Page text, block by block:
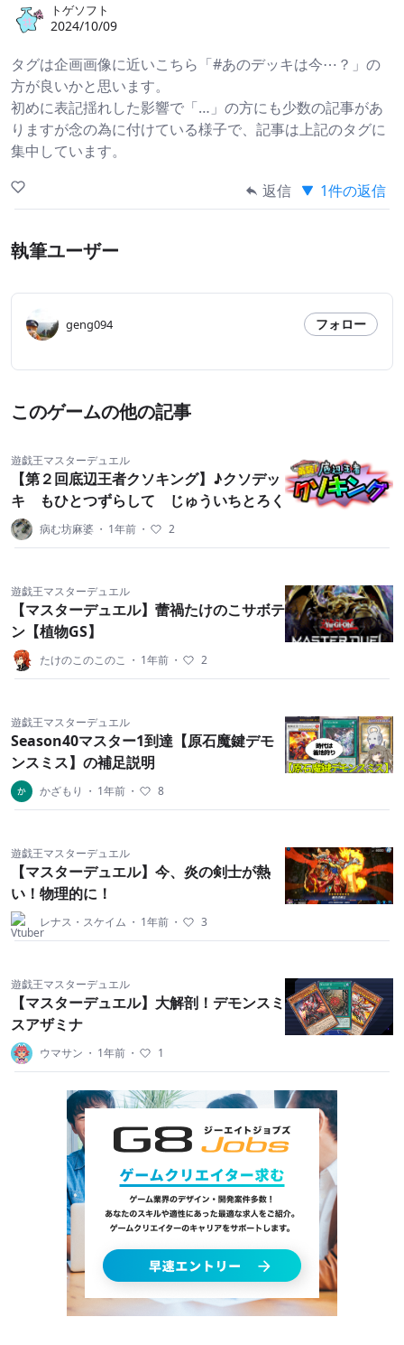
トゲソフト
2024/10/09
タグは企画画像に近いこちら「#あのデッキは今⋯？」の
方が良いかと思います。
初めに表記揺れした影響で「…」の方にも少数の記事があ
りますが念の為に付けている様子で、記事は上記のタグに
集中しています。
返信
1件の返信
執筆ユーザー
geng094 フォロー
このゲームの他の記事
遊戯王マスターデュエル
【第２回底辺王者クソキング】♪クソデッ
キ もひとつずらして じゅういちとろく
病む坊麻婆 ・ 1年前 ・ 2
遊戯王マスターデュエル
【マスターデュエル】蕾禍たけのこサボテ
ン【植物GS】
たけのこのこのこ ・ 1年前 ・ 2
遊戯王マスターデュエル
Season40マスター1到達【原石魔鍵デモ
ンスミス】の補足説明
かざもり ・ 1年前 ・ 8
遊戯王マスターデュエル
【マスターデュエル】今、炎の剣士が熱
い！物理的に！
レナス・スケイム ・ 1年前 ・ 3
遊戯王マスターデュエル
【マスターデュエル】大解剖！デモンスミ
スアザミナ
ウマサン ・ 1年前 ・ 1